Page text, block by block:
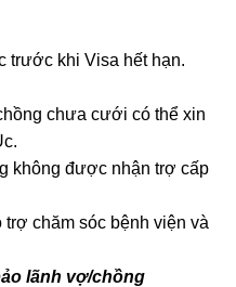
trước khi Visa hết hạn.
chưa cưới có thể xin
không được nhận trợ cấp
chăm sóc bệnh viện và
lãnh vợ/chồng